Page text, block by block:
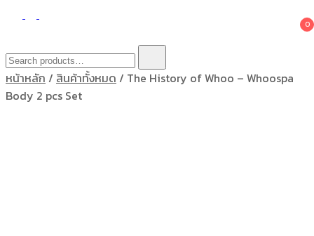
The Tester K
Korean cosmetics 0
Search
for:
หน้าหลัก / สินค้าทั้งหมด / The History of Whoo – Whoospa
Body 2 pcs Set